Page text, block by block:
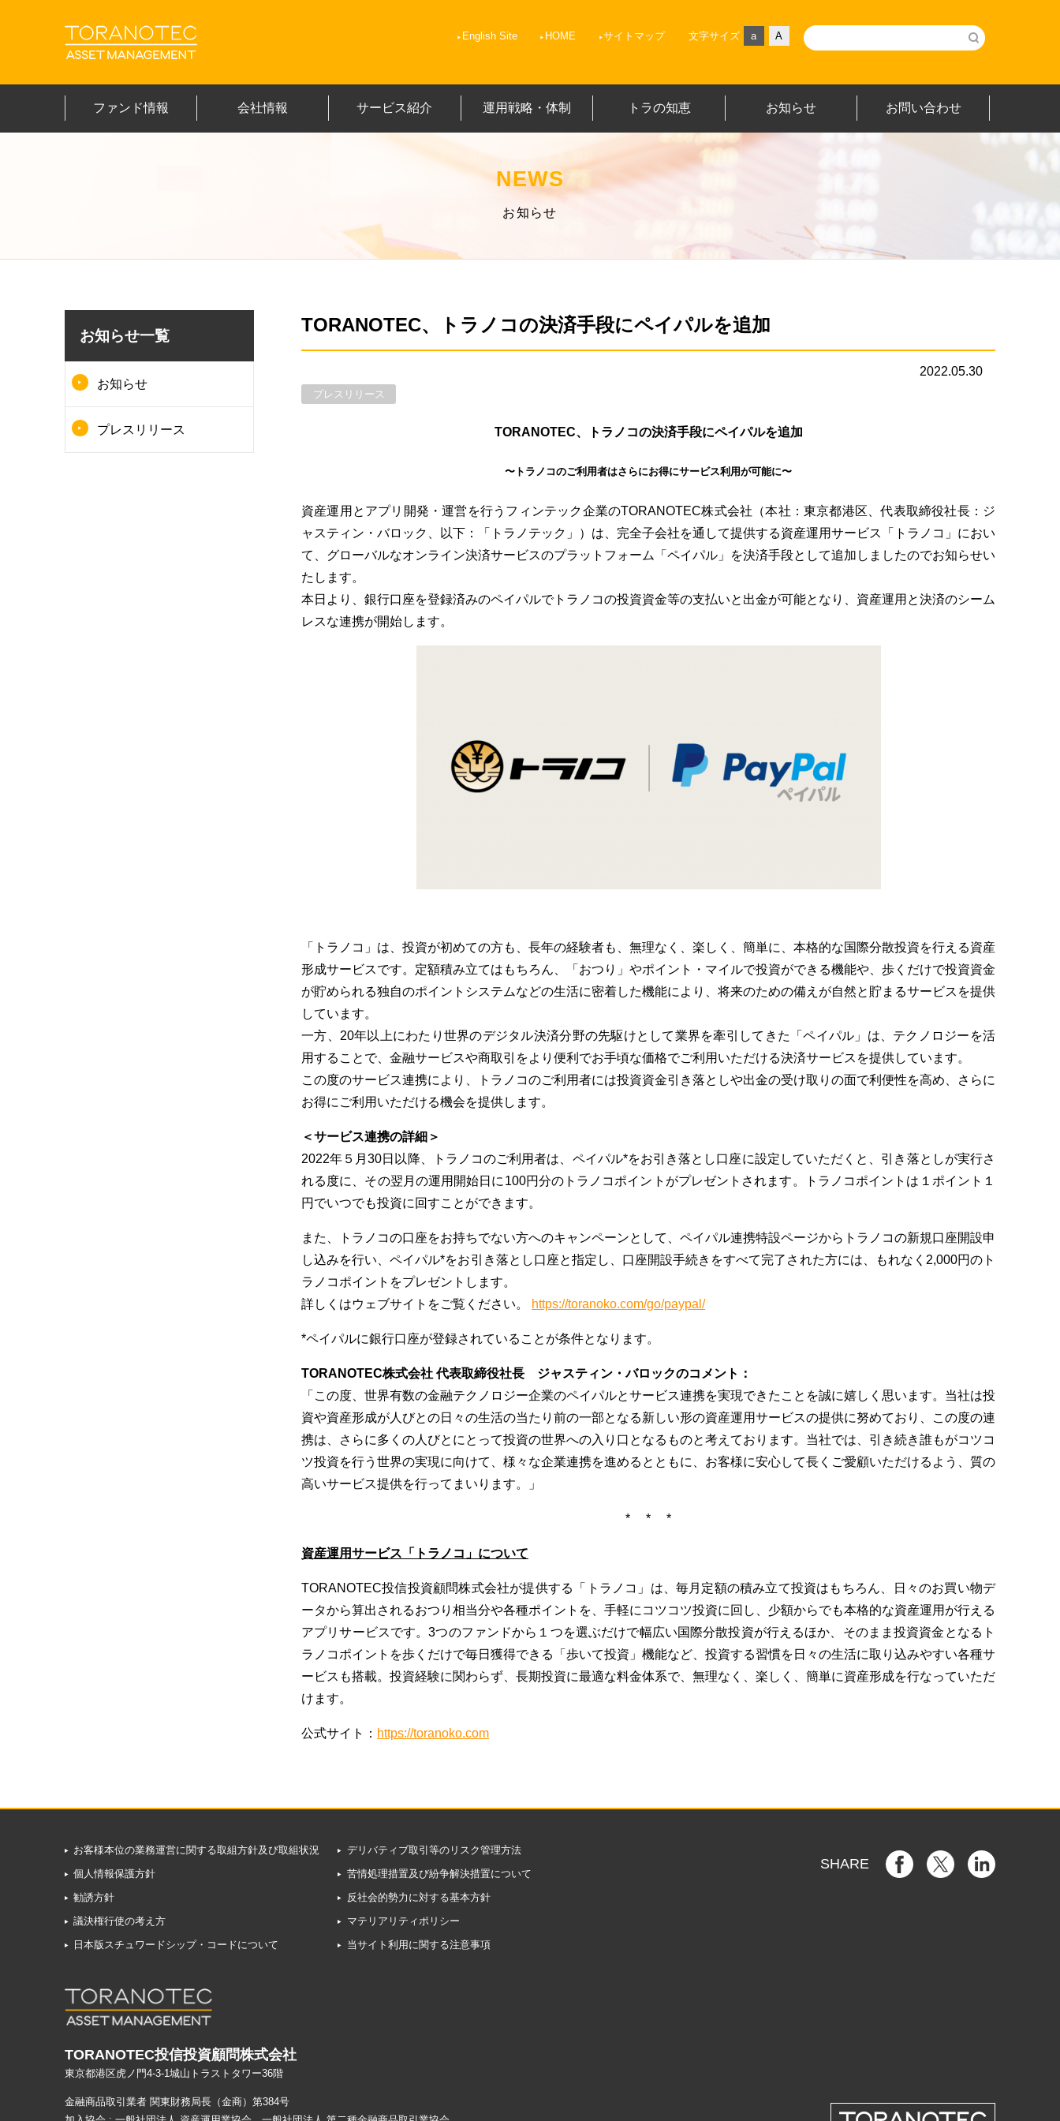
English Site HOME サイトマップ 文字サイズ a A
ファンド情報 会社情報 サービス紹介 運用戦略・体制 トラの知恵 お知らせ お問い合わせ
NEWS
お知らせ
TORANOTEC、トラノコの決済手段にペイパルを追加
2022.05.30
プレスリリース
TORANOTEC、トラノコの決済手段にペイパルを追加
〜トラノコのご利用者はさらにお得にサービス利用が可能に〜
資産運用とアプリ開発・運営を行うフィンテック企業のTORANOTEC株式会社（本社：東京都港区、代表取締役社長：ジ
ャスティン・バロック、以下：「トラノテック」）は、完全子会社を通して提供する資産運用サービス「トラノコ」におい
て、グローバルなオンライン決済サービスのプラットフォーム「ペイパル」を決済手段として追加しましたのでお知らせい
たします。
本日より、銀行口座を登録済みのペイパルでトラノコの投資資金等の支払いと出金が可能となり、資産運用と決済のシーム
レスな連携が開始します。
「トラノコ」は、投資が初めての方も、長年の経験者も、無理なく、楽しく、簡単に、本格的な国際分散投資を行える資産
形成サービスです。定額積み立てはもちろん、「おつり」やポイント・マイルで投資ができる機能や、歩くだけで投資資金
が貯められる独自のポイントシステムなどの生活に密着した機能により、将来のための備えが自然と貯まるサービスを提供
しています。
一方、20年以上にわたり世界のデジタル決済分野の先駆けとして業界を牽引してきた「ペイパル」は、テクノロジーを活
用することで、金融サービスや商取引をより便利でお手頃な価格でご利用いただける決済サービスを提供しています。
この度のサービス連携により、トラノコのご利用者には投資資金引き落としや出金の受け取りの面で利便性を高め、さらに
お得にご利用いただける機会を提供します。
＜サービス連携の詳細＞
2022年５月30日以降、トラノコのご利用者は、ペイパル*をお引き落とし口座に設定していただくと、引き落としが実行さ
れる度に、その翌月の運用開始日に100円分のトラノコポイントがプレゼントされます。トラノコポイントは１ポイント１
円でいつでも投資に回すことができます。
また、トラノコの口座をお持ちでない方へのキャンペーンとして、ペイパル連携特設ページからトラノコの新規口座開設申
し込みを行い、ペイパル*をお引き落とし口座と指定し、口座開設手続きをすべて完了された方には、もれなく2,000円のト
ラノコポイントをプレゼントします。
詳しくはウェブサイトをご覧ください。
https://toranoko.com/go/paypal/
*ペイパルに銀行口座が登録されていることが条件となります。
TORANOTEC株式会社 代表取締役社長 ジャスティン・バロックのコメント：
「この度、世界有数の金融テクノロジー企業のペイパルとサービス連携を実現できたことを誠に嬉しく思います。当社は投
資や資産形成が人びとの日々の生活の当たり前の一部となる新しい形の資産運用サービスの提供に努めており、この度の連
携は、さらに多くの人びとにとって投資の世界への入り口となるものと考えております。当社では、引き続き誰もがコツコ
ツ投資を行う世界の実現に向けて、様々な企業連携を進めるとともに、お客様に安心して長くご愛顧いただけるよう、質の
高いサービス提供を行ってまいります。」
* * *
資産運用サービス「トラノコ」について
TORANOTEC投信投資顧問株式会社が提供する「トラノコ」は、毎月定額の積み立て投資はもちろん、日々のお買い物デ
ータから算出されるおつり相当分や各種ポイントを、手軽にコツコツ投資に回し、少額からでも本格的な資産運用が行える
アプリサービスです。3つのファンドから１つを選ぶだけで幅広い国際分散投資が行えるほか、そのまま投資資金となるト
ラノコポイントを歩くだけで毎日獲得できる「歩いて投資」機能など、投資する習慣を日々の生活に取り込みやすい各種サ
ービスも搭載。投資経験に関わらず、長期投資に最適な料金体系で、無理なく、楽しく、簡単に資産形成を行なっていただ
けます。
公式サイト： https://toranoko.com
お知らせ一覧
お知らせ
プレスリリース
お客様本位の業務運営に関する取組方針及び取組状況
個人情報保護方針
勧誘方針
議決権行使の考え方
日本版スチュワードシップ・コードについて
デリバティブ取引等のリスク管理方法
苦情処理措置及び紛争解決措置について
反社会的勢力に対する基本方針
マテリアリティポリシー
当サイト利用に関する注意事項
SHARE
TORANOTEC投信投資顧問株式会社
東京都港区虎ノ門4-3-1城山トラストタワー36階
金融商品取引業者 関東財務局長（金商）第384号